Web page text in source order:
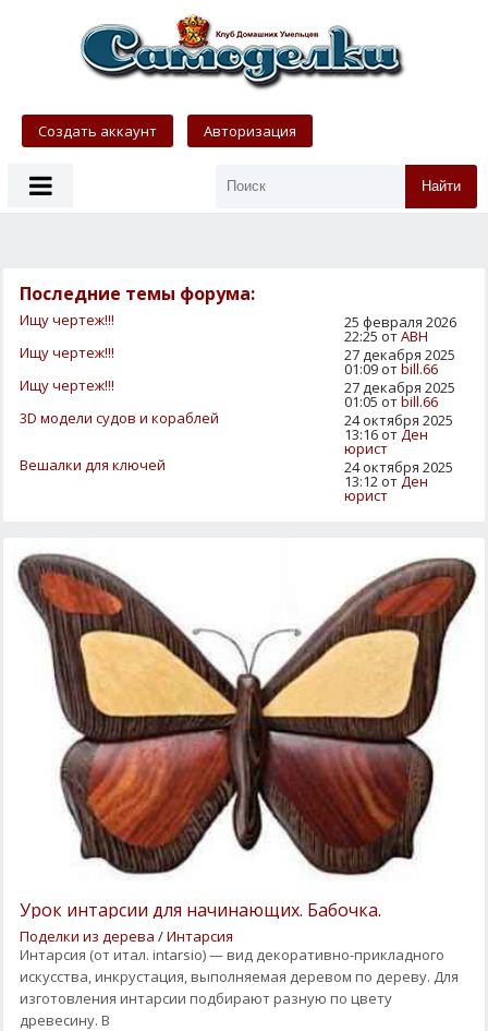
Создать аккаунт Авторизация
Найти
Последние темы форума:
Ищу чертеж!!! 25 февраля 2026
22:25 отАВН
Ищу чертеж!!!
27 декабря 2025
01:09 отbill.66
Ищу чертеж!!!
27 декабря 2025
01:05 отbill.66
3D модели судов и кораблей
24 октября 2025
13:16 отДен
юрист
Вешалки для ключей
24 октября 2025
13:12 отДен
юрист
Урок интарсии для начинающих. Бабочка.
Поделки из дерева /Интарсия
Интарсия (от итал. intarsio) — вид декоративно-прикладного
искусства, инкрустация, выполняемая деревом по дереву. Для
изготовления интарсии подбирают разную по цвету
древесину. В